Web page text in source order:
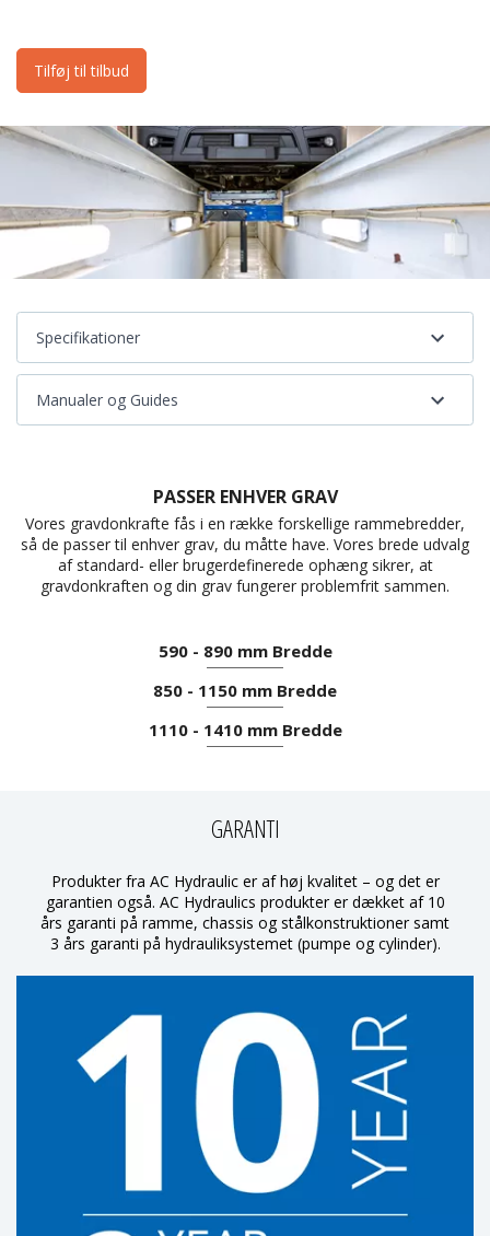
Tilføj til tilbud
Specifikationer
Manualer og Guides
PASSER ENHVER GRAV
Vores gravdonkrafte fås i en række forskellige rammebredder,
så de passer til enhver grav, du måtte have. Vores brede udvalg
af standard- eller brugerdefinerede ophæng sikrer, at
gravdonkraften og din grav fungerer problemfrit sammen.
590 - 890 mm Bredde
850 - 1150 mm Bredde
1110 - 1410 mm Bredde
GARANTI
Produkter fra AC Hydraulic er af høj kvalitet – og det er
garantien også. AC Hydraulics produkter er dækket af 10
års garanti på ramme, chassis og stålkonstruktioner samt
3 års garanti på hydrauliksystemet (pumpe og cylinder).